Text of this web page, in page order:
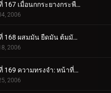
ตอนที่ 167 เมื่อนกกระยางกระพือปีก
2006
ตอนที่ 168 ผสมมัน ยืดมัน ต้มมันขึ้นมา! เผาหม้อทองแดงเผา!
2006
ตอนที่ 169 ความทรงจำ: หน้าที่หายไป
2006